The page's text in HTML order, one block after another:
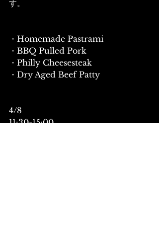
す。
・Homemade Pastrami
・BBQ Pulled Pork
・Philly Cheesesteak
・Dry Aged Beef Patty
4/8
11:30-15:00